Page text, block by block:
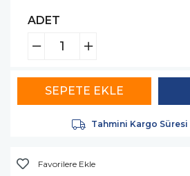
ADET
Tahmini Kargo Süresi
Favorilere Ekle